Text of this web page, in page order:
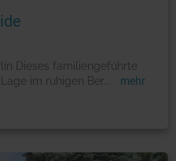
Dieses familiengeführte
im ruhigen Ber
mehr